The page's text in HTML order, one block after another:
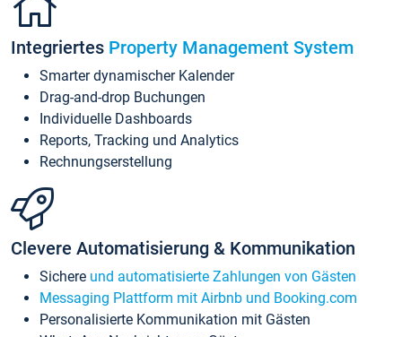
Integriertes Property Management System
Smarter dynamischer Kalender
Drag-and-drop Buchungen
Individuelle Dashboards
Reports, Tracking und Analytics
Rechnungserstellung
Clevere Automatisierung & Kommunikation
Sichere und automatisierte Zahlungen von Gästen
Messaging Plattform mit Airbnb und Booking.com
Personalisierte Kommunikation mit Gästen